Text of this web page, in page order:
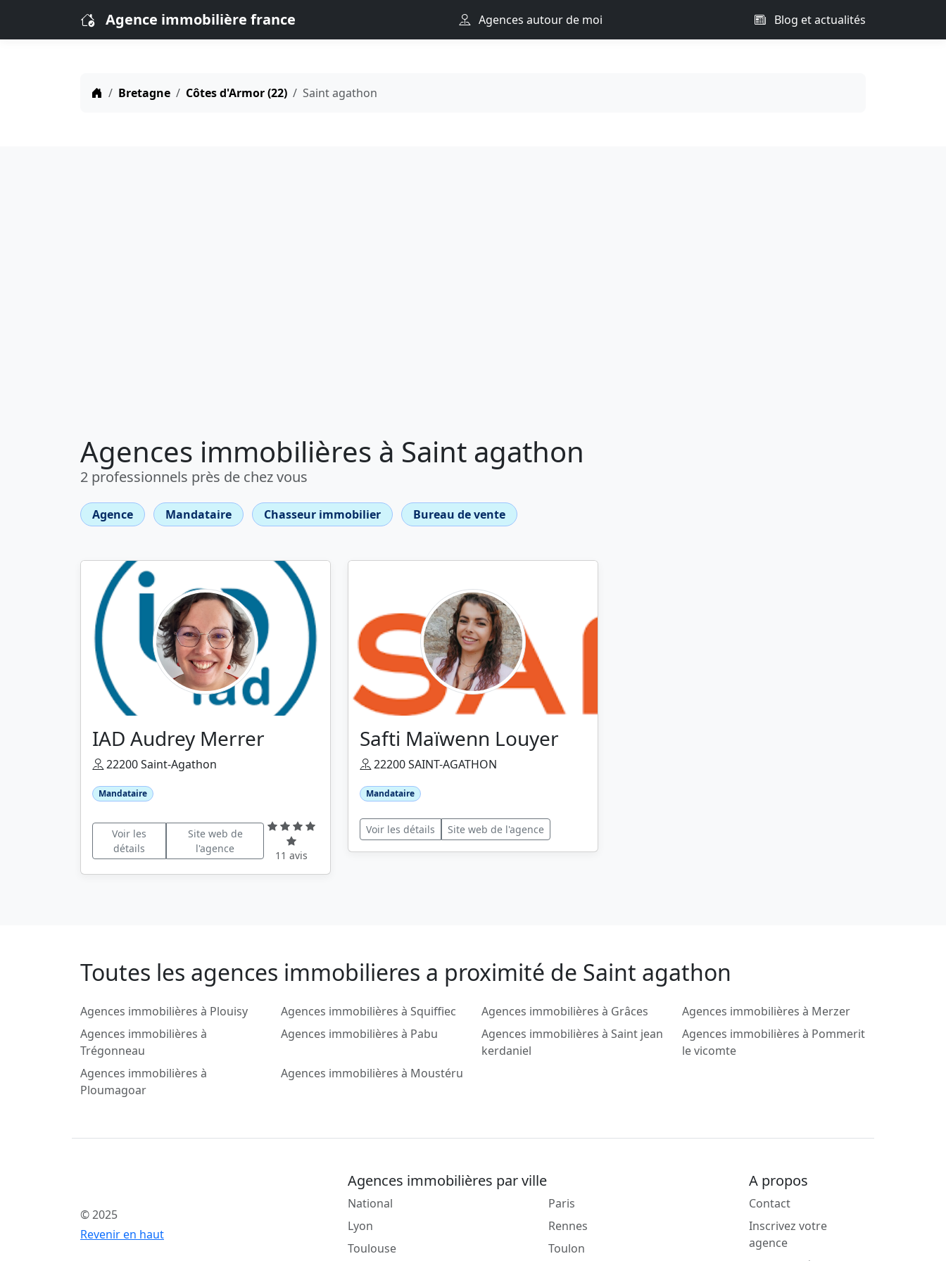
Agence immobilière france Agences autour de moi Blog et actualités
Bretagne Côtes d'Armor (22) Saint agathon
Agences immobilières à Saint agathon
2 professionnels près de chez vous
Agence Mandataire Chasseur immobilier Bureau de vente
IAD Audrey Merrer
22200 Saint-Agathon
Mandataire
Voir les
détails
Site web de
l'agence
11 avis
Safti Maïwenn Louyer
22200 SAINT-AGATHON
Mandataire
Voir les détails Site web de l'agence
Toutes les agences immobilieres a proximité de Saint agathon
Agences immobilières à Plouisy Agences immobilières à Squiffiec Agences immobilières à Grâces
Agences immobilières à Merzer
Agences immobilières à
Trégonneau
Agences immobilières à Pabu
Agences immobilières à Saint jean
kerdaniel
Agences immobilières à Pommerit
le vicomte
Agences immobilières à
Ploumagoar
Agences immobilières à Moustéru
© 2025
Revenir en haut
Agences immobilières par ville
National
Lyon
Toulouse
Paris
Rennes
Toulon
A propos
Contact
Inscrivez votre
agence